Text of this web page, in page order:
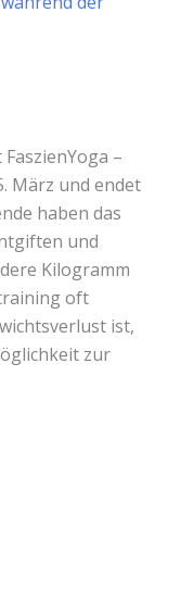
–
März und endet
haben das
und
Kilogramm
oft
ist,
zur